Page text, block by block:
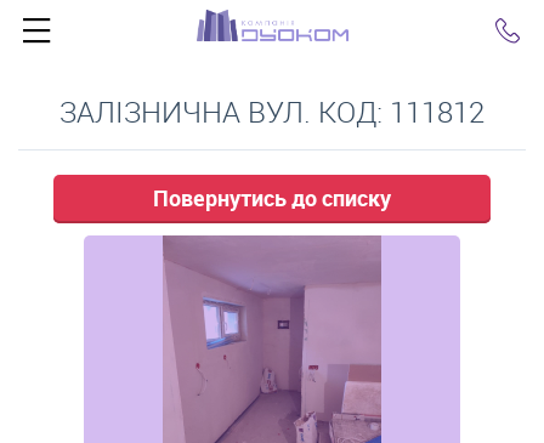
ЗАЛІЗНИЧНА ВУЛ. КОД: 111812
Повернутись до списку